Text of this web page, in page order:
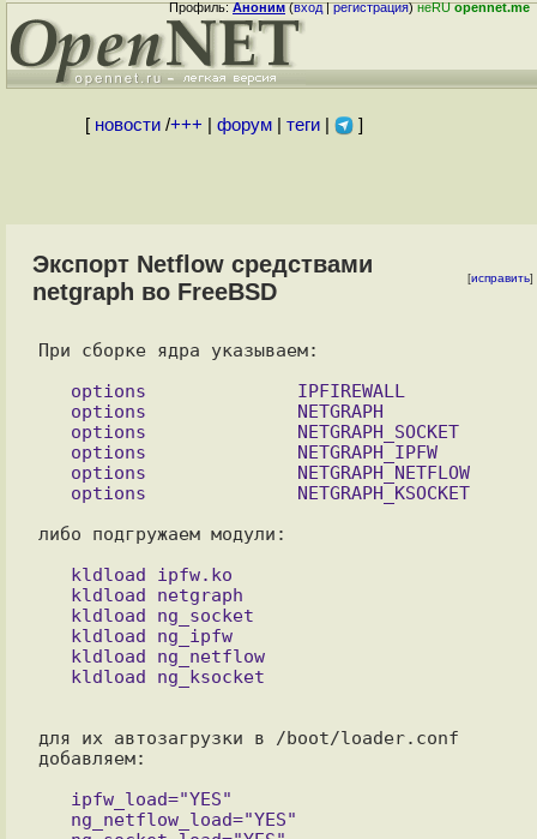
Профиль:Аноним(вход|регистрация)неRUopennet.me
[ новости/+++ форум| теги| ]
Экспорт Netflow средствами
netgraph во FreeBSD
[исправить]
При сборке ядра указываем:
   options		NETGRAPH_KSOCKET
либо подгружаем модули:
для их автозагрузки в /boot/loader.conf
добавляем: